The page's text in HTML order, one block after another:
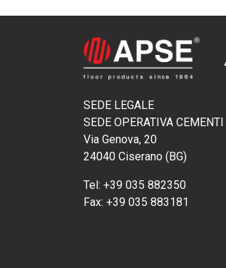
SEDE LEGALE
SEDE OPERATIVA CEMENTI
Via Genova, 20
24040 Ciserano (BG)
Tel: +39 035 882350
Fax: +39 035 883181